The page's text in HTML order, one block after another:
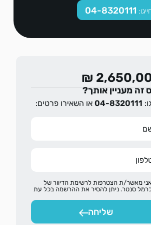
זה מעניין אותך?
04-8320111 או השאירו פרטים:
אני מאשר/ת הצטרפות לרשימת הדיוור של
סנטר. ניתן להסיר את ההרשמה בכל עת
שליחה